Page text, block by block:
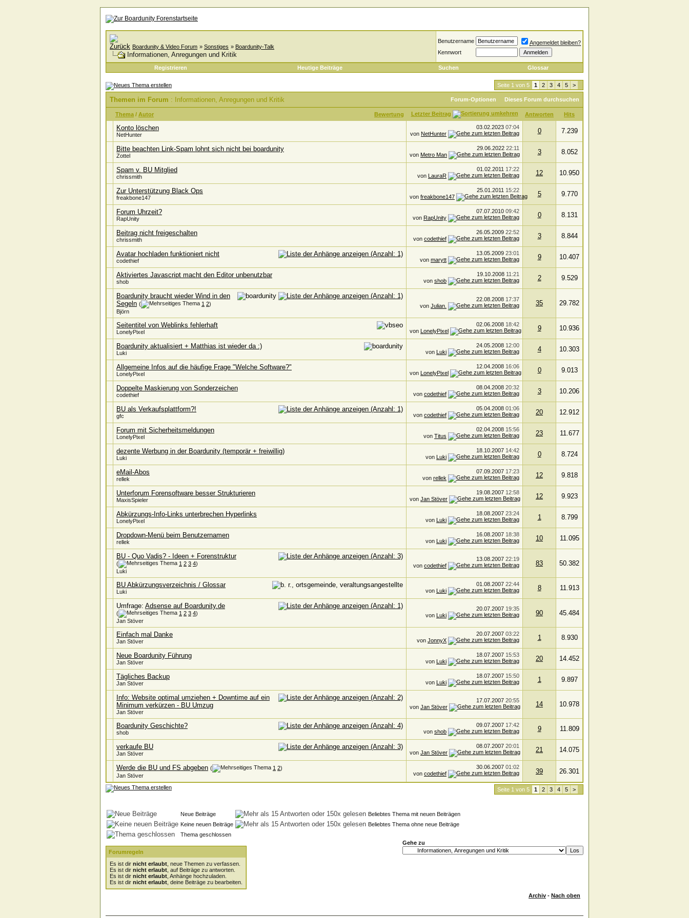
Boardunity & Video Forum » Sonstiges » Boardunity-Talk
Informationen, Anregungen und Kritik
Benutzername
Angemeldet bleiben?
Kennwort
Registrieren Heutige Beiträge Suchen Glossar
Seite 1 von 5 1 2 3 4 5 >
Themen im Forum : Informationen, Anregungen und Kritik Forum-Optionen Dieses Forum durchsuchen
Bewertung
Thema / Autor Letzter Beitrag Antworten Hits
Konto löschen
NetHunter
03.02.2023 07:04
von NetHunter 0 7.239
Bitte beachten Link-Spam lohnt sich nicht bei boardunity
Zottel
29.06.2022 22:11
von Metro Man 3 8.052
Spam v. BU Mitglied
chrissmith
01.02.2011 17:22
von LauraR 12 10.950
Zur Unterstützung Black Ops
freakbone147
25.01.2011 15:22
von freakbone147 5 9.770
Forum Uhrzeit?
RapUnity
07.07.2010 09:42
von RapUnity 0 8.131
Beitrag nicht freigeschalten
chrissmith
26.05.2009 22:52
von codethief 3 8.844
Avatar hochladen funktioniert nicht
codethief
13.05.2009 23:01
von marytt 9 10.407
Aktiviertes Javascript macht den Editor unbenutzbar
shob
19.10.2008 11:21
von shob 2 9.529
Boardunity braucht wieder Wind in den
Segeln ( 1 2)
Björn
22.08.2008 17:37
von Julian. 35 29.782
Seitentitel von Weblinks fehlerhaft
LonelyPixel
02.06.2008 18:42
von LonelyPixel 9 10.936
Boardunity aktualisiert + Matthias ist wieder da :)
Luki
24.05.2008 12:00
von Luki 4 10.303
Allgemeine Infos auf die häufige Frage "Welche Software?"
LonelyPixel
12.04.2008 16:06
von LonelyPixel 0 9.013
Doppelte Maskierung von Sonderzeichen
codethief
08.04.2008 20:32
von codethief 3 10.206
BU als Verkaufsplattform?!
gfc
05.04.2008 01:06
von codethief 20 12.912
Forum mit Sicherheitsmeldungen
LonelyPixel
02.04.2008 15:56
von Titus 23 11.677
dezente Werbung in der Boardunity (temporär + freiwillig)
Luki
18.10.2007 14:42
von Luki 0 8.724
eMail-Abos
rellek
07.09.2007 17:23
von rellek 12 9.818
Unterforum Forensoftware besser Strukturieren
MaxisSpieler
19.08.2007 12:58
von Jan Stöver 12 9.923
Abkürzungs-Info-Links unterbrechen Hyperlinks
LonelyPixel
18.08.2007 23:24
von Luki 1 8.799
Dropdown-Menü beim Benutzernamen
rellek
16.08.2007 18:38
von Luki 10 11.095
BU - Quo Vadis? - Ideen + Forenstruktur
( 1 2 3 4)
Luki
13.08.2007 22:19
von codethief 83 50.382
BU Abkürzungsverzeichnis / Glossar
Luki
01.08.2007 22:44
von Luki 8 11.913
Umfrage: Adsense auf Boardunity.de
( 1 2 3 4)
Jan Stöver
20.07.2007 19:35
von Luki 90 45.484
Einfach mal Danke
Jan Stöver
20.07.2007 03:22
von JonnyX 1 8.930
Neue Boardunity Führung
Jan Stöver
18.07.2007 15:53
von Luki 20 14.452
Tägliches Backup
Jan Stöver
18.07.2007 15:50
von Luki 1 9.897
Info: Website optimal umziehen + Downtime auf ein
Minimum verkürzen - BU Umzug
Jan Stöver
17.07.2007 20:55
von Jan Stöver 14 10.978
Boardunity Geschichte?
shob
09.07.2007 17:42
von shob 9 11.809
verkaufe BU
Jan Stöver
08.07.2007 20:01
von Jan Stöver 21 14.075
Werde die BU und FS abgeben ( 1 2)
Jan Stöver
30.06.2007 01:02
von codethief 39 26.301
Seite 1 von 5 1 2 3 4 5 >
Neue Beiträge
Beliebtes Thema mit neuen Beiträgen
Keine neuen Beiträge
Beliebtes Thema ohne neue Beiträge
Thema geschlossen
Forumregeln
Es ist dir nicht erlaubt , neue Themen zu verfassen.
Es ist dir nicht erlaubt , auf Beiträge zu antworten.
Es ist dir nicht erlaubt , Anhänge hochzuladen.
Es ist dir nicht erlaubt , deine Beiträge zu bearbeiten.
Gehe zu
Archiv - Nach oben